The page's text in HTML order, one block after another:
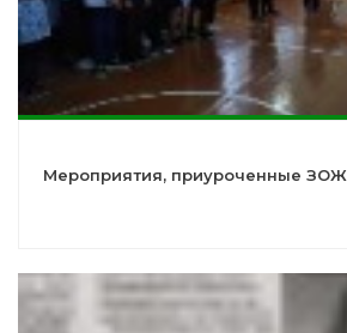
Мероприятия, приуроченные ЗОЖ